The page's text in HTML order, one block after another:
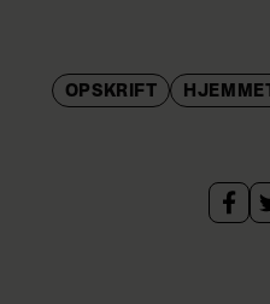
OPSKRIFT HJEMMET